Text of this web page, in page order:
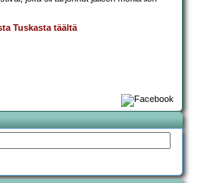
Tuskasta täältä